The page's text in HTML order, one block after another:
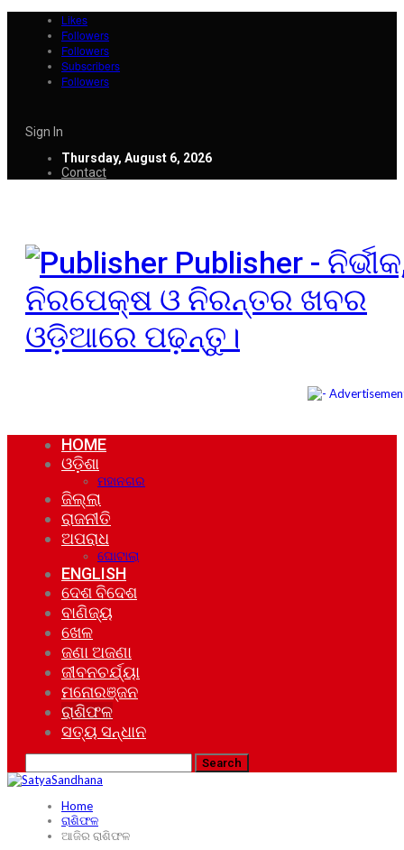
Likes
Followers
Followers
Subscribers
Followers
Sign In
Thursday, August 6, 2026
Contact
Publisher -
ନିରପେକ୍ଷ ଓ ନିରନ୍ତର ଖବର
ଓଡ଼ିଆରେ ପଢ଼ନ୍ତୁ।
HOME
ଓଡ଼ିଶା
ମହାନଗର
ଜିଲ୍ଲା
ରାଜନୀତି
ଅପରାଧ
ଘୋଟାଲା
ENGLISH
ଦେଶ ବିଦେଶ
ବାଣିଜ୍ୟ
ଖେଳ
ଜଣା ଅଜଣା
ଜୀବନଚର୍ଯ୍ୟା
ମନୋରଞ୍ଜନ
ରାଶିଫଳ
ସତ୍ୟ ସନ୍ଧାନ
Home
ରାଶିଫଳ
ଆଜିର ରାଶିଫଳ